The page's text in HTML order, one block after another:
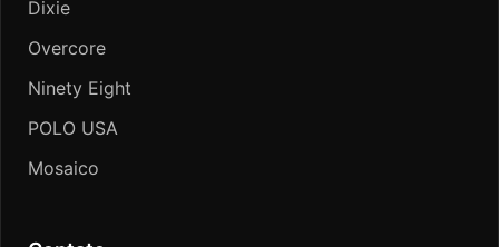
Dixie
Overcore
Ninety Eight
POLO USA
Mosaico